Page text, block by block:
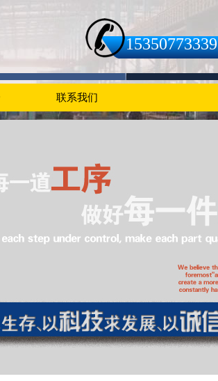
15350773339
联系我们